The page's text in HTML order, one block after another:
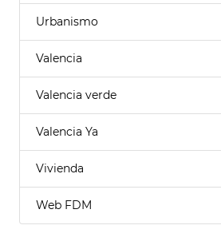
Urbanismo
Valencia
Valencia verde
Valencia Ya
Vivienda
Web FDM